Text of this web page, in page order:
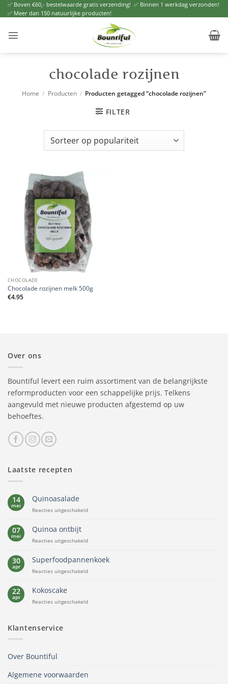
Ga
naar
✅ Boven €60,- bestelwaarde gratis verzending! ✅ Binnen 1 werkdag verzonden!
✅ Meer dan 150 natuurlijke producten!
chocolade rozijnen
Home / Producten / Producten getagged “chocolade rozijnen”
FILTER
CHOCOLADE
Chocolade rozijnen melk 500g
€4.95
Over ons
Bountiful levert een ruim assortiment van de belangrijkste
reformproducten voor een schappelijke prijs. Telkens
aangevuld met nieuwe producten afgestemd op uw
behoeftes.
Laatste recepten
14
mei
Quinoasalade
Reacties uitgeschakeldvoor
07
mei
Quinoa ontbijt
Reacties uitgeschakeldvoor
ontbijt
30
apr
Superfoodpannenkoek
Reacties uitgeschakeldvoor
22
apr
Kokoscake
Reacties uitgeschakeldvoor
Klantenservice
Over Bountiful
Algemene voorwaarden